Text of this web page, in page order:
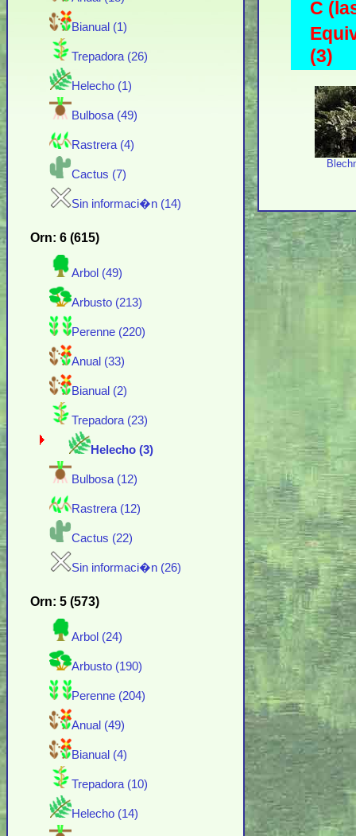
Bianual (1)
Trepadora (26)
Helecho (1)
Bulbosa (49)
Rastrera (4)
Cactus (7)
Sin informaci�n (14)
Orn: 6 (615)
Arbol (49)
Arbusto (213)
Perenne (220)
Anual (33)
Bianual (2)
Trepadora (23)
Helecho (3)
Bulbosa (12)
Rastrera (12)
Cactus (22)
Sin informaci�n (26)
Orn: 5 (573)
Arbol (24)
Arbusto (190)
Perenne (204)
Anual (49)
Bianual (4)
Trepadora (10)
Helecho (14)
C
(3)